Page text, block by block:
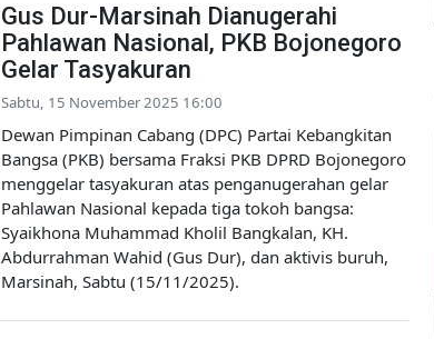
Gus Dur-Marsinah Dianugerahi
Pahlawan Nasional, PKB Bojonegoro
Gelar Tasyakuran
Sabtu, 15 November 2025 16:00
Dewan Pimpinan Cabang (DPC) Partai Kebangkitan
Bangsa (PKB) bersama Fraksi PKB DPRD Bojonegoro
menggelar tasyakuran atas penganugerahan gelar
Pahlawan Nasional kepada tiga tokoh bangsa:
Syaikhona Muhammad Kholil Bangkalan, KH.
Abdurrahman Wahid (Gus Dur), dan aktivis buruh,
Marsinah, Sabtu (15/11/2025).